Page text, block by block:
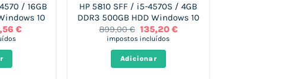
/ 16GB
10
€.
€O
HP 5810 SFF / i5-4570S / 4GB
DDR3 500GB HDD Windows 10
899,00€ O
preço
era:
899,00 €.
135,20 €O
impostos incluídos
Adicionar